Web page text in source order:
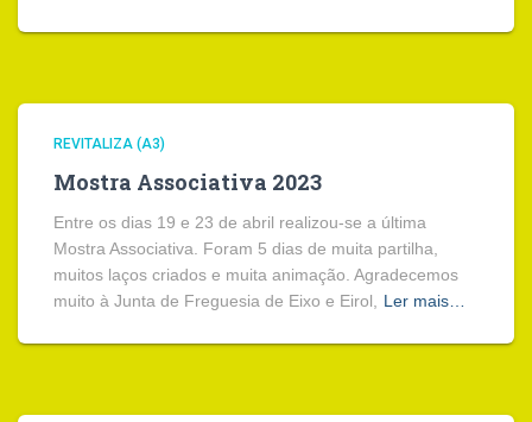
REVITALIZA (A3)
Mostra Associativa 2023
Entre os dias 19 e 23 de abril realizou-se a última
Mostra Associativa. Foram 5 dias de muita partilha,
muitos laços criados e muita animação. Agradecemos
muito à Junta de Freguesia de Eixo e Eirol,
Ler mais…